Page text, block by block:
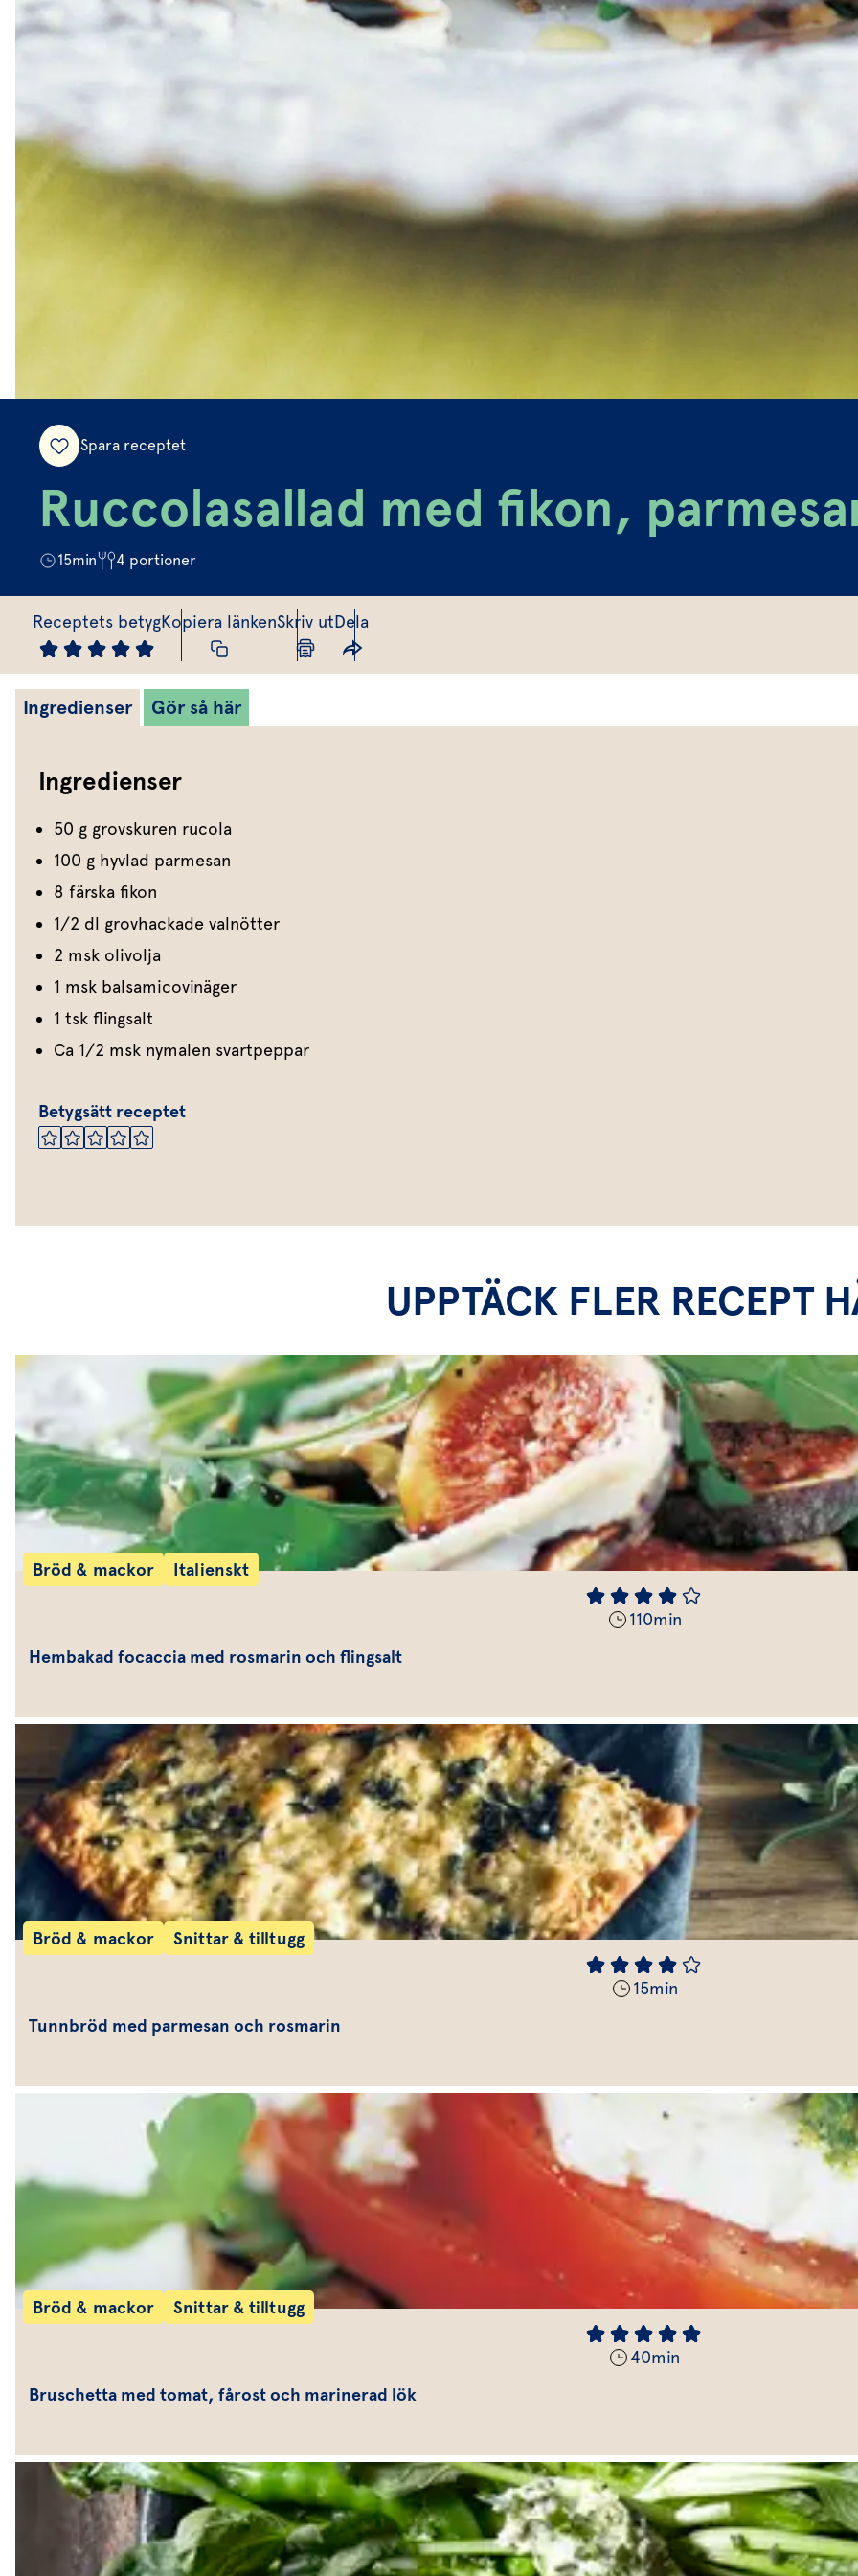
Spara receptet
Ruccolasallad med fikon,
15min 4 portioner
Receptets betygKopiera länkenSkriv utDela
Ingredienser Gör så här
Ingredienser
50 g grovskuren rucola
100 g hyvlad parmesan
8 färska fikon
1/2 dl grovhackade valnötter
2 msk olivolja
1 msk balsamicovinäger
1 tsk flingsalt
Ca 1/2 msk nymalen svartpeppar
Betygsätt receptet
UPPTÄCK FLER RECEPT
Bröd & mackor Italienskt
110min
Hembakad focaccia med rosmarin och flingsalt
Bröd & mackor Snittar & tilltugg
15min
Tunnbröd med parmesan och rosmarin
Bröd & mackor Snittar & tilltugg
40min
Bruschetta med tomat, fårost och marinerad lök